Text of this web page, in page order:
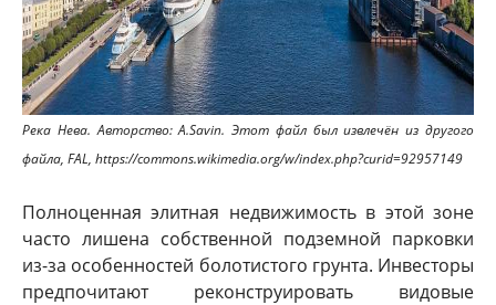
Река Нева. Авторство: A.Savin. Этот файл был извлечён из другого
файла, FAL, https://commons.wikimedia.org/w/index.php?curid=92957149
Полноценная элитная недвижимость в этой зоне
часто лишена собственной подземной парковки
из-за особенностей болотистого грунта. Инвесторы
предпочитают реконструировать видовые